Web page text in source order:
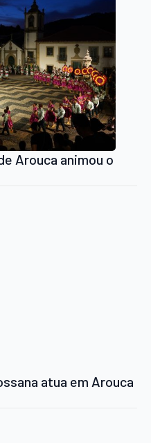
Arouca animou o
atua em Arouca